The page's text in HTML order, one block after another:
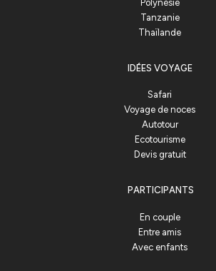
Polynésie
Tanzanie
Thaïlande
IDÉES VOYAGE
Safari
Voyage de noces
Autotour
Ecotourisme
Devis gratuit
PARTICIPANTS
En couple
Entre amis
Avec enfants